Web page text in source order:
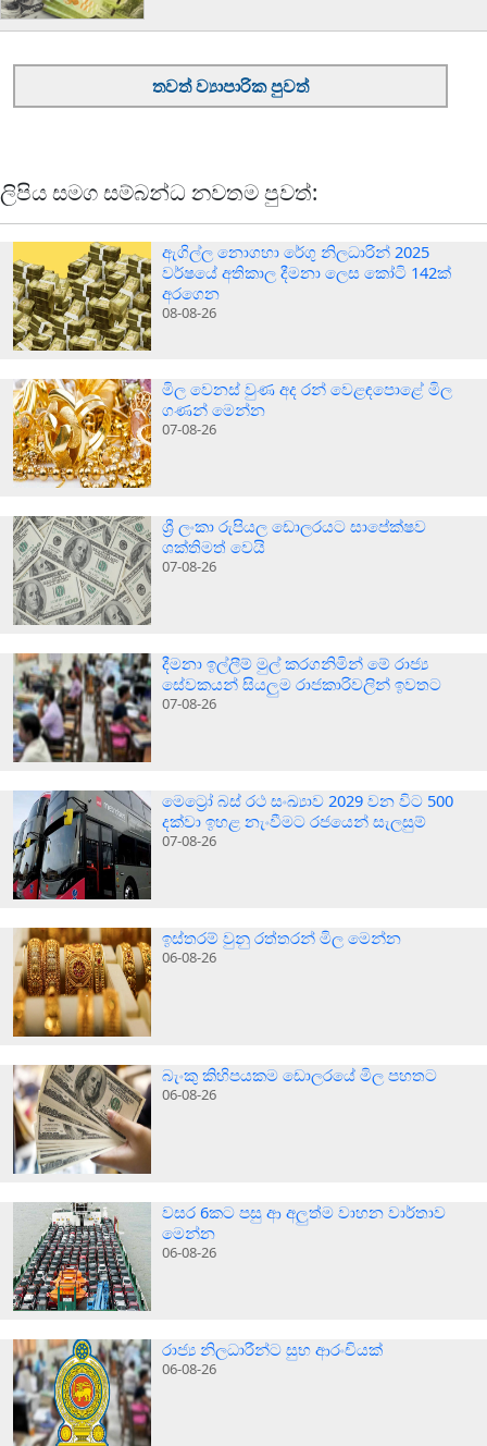
තවත් ව්‍යාපාරික පුවත්
ලිපිය සමග සම්බන්ධ නවතම පුවත්:
ඇගිල්ල නොගහා රේගු නිලධාරින් 2025
වර්ෂයේ අතිකාල දීමනා ලෙස කෝටි 142ක්
අරගෙන
08-08-26
මිල වෙනස් වුණ අද රන් වෙළඳපොළේ මිල
ගණන් මෙන්න
07-08-26
ශ්‍රී ලංකා රුපියල ඩොලරයට සාපේක්ෂව
ශක්තිමත් වෙයි
07-08-26
දීමනා ඉල්ලීම් මුල් කරගනිමින් මේ රාජ්‍ය
සේවකයන් සියලුම රාජකාරිවලින් ඉවතට
07-08-26
මෙට්‍රෝ බස් රථ සංඛ්‍යාව 2029 වන විට 500
දක්වා ඉහළ නැංවීමට රජයෙන් සැලසුම්
07-08-26
ඉස්තරම් වුනු රත්තරන් මිල මෙන්න
06-08-26
බැංකු කිහිපයකම ඩොලරයේ මිල පහතට
06-08-26
වසර 6කට පසු ආ අලුත්ම වාහන වාර්තාව
මෙන්න
06-08-26
රාජ්‍ය නිලධාරීන්ට සුභ ආරංචියක්
06-08-26